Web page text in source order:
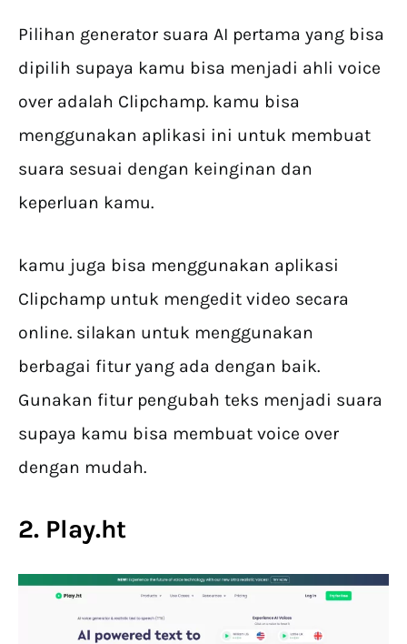
Pilihan generator suara AI pertama yang bisa
dipilih supaya kamu bisa menjadi ahli voice
over adalah Clipchamp. kamu bisa
menggunakan aplikasi ini untuk membuat
suara sesuai dengan keinginan dan
keperluan kamu.
kamu juga bisa menggunakan aplikasi
Clipchamp untuk mengedit video secara
online. silakan untuk menggunakan
berbagai fitur yang ada dengan baik.
Gunakan fitur pengubah teks menjadi suara
supaya kamu bisa membuat voice over
dengan mudah.
2. Play.ht